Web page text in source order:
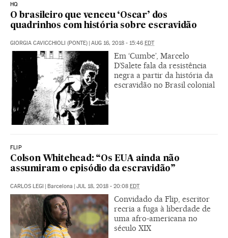
HQ
O brasileiro que venceu ‘Oscar’ dos
quadrinhos com história sobre escravidão
GIORGIA CAVICCHIOLI (PONTE) | AUG 16, 2018 - 15:46 EDT
Em ‘Cumbe’, Marcelo
D’Salete fala da resistência
negra a partir da história da
escravidão no Brasil colonial
FLIP
Colson Whitehead: “Os EUA ainda não
assumiram o episódio da escravidão”
CARLOS LEGI | Barcelona | JUL 18, 2018 - 20:08 EDT
Convidado da Flip, escritor
recria a fuga à liberdade de
uma afro-americana no
século XIX